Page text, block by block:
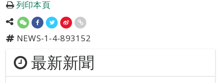
列印本頁
NEWS-1-4-893152
最新新聞